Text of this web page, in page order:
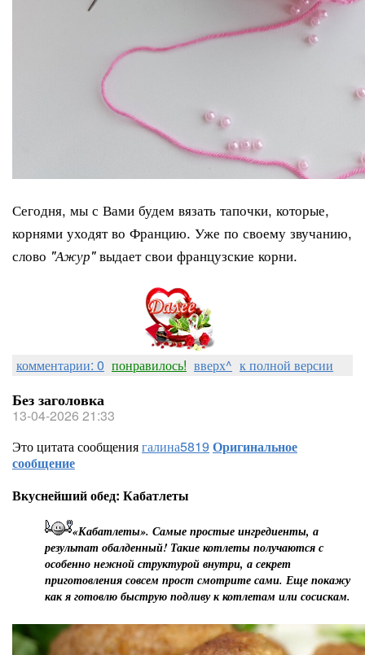
Сегодня, мы с Вами будем вязать тапочки, которые,
корнями уходят во Францию. Уже по своему звучанию,
слово "Ажур"выдает свои французские корни.
комментарии: 0 понравилось! вверх^ к полной версии
Без заголовка
13-04-2026 21:33
Это цитата сообщениягалина5819 Оригинальное
сообщение
Вкуснейший обед: Кабатлеты
«Кабатлеты». Самые простые ингредиенты, а
результат обалденный! Такие котлеты получаются с
особенно нежной структурой внутри, а секрет
приготовления совсем прост смотрите сами. Еще покажу
как я готовлю быструю подливу к котлетам или сосискам.